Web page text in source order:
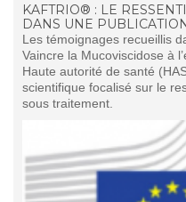
KAFTRIO® : LE
DANS UNE
Les témoignages recueillis
Vaincre la Mucoviscidose à
Haute autorité de santé
scientifique focalisé sur le
sous traitement.